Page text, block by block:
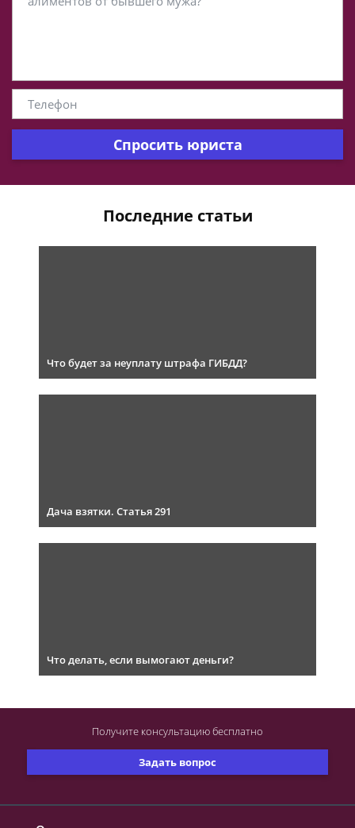
Спросить юриста
Последние статьи
Что будет за неуплату штрафа ГИБДД?
Дача взятки. Статья 291
Что делать, если вымогают деньги?
Задать вопрос
Получите консультациюбесплатно